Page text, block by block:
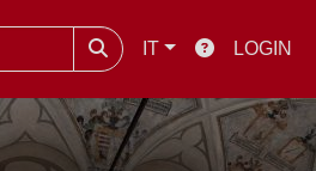
IT LOGIN